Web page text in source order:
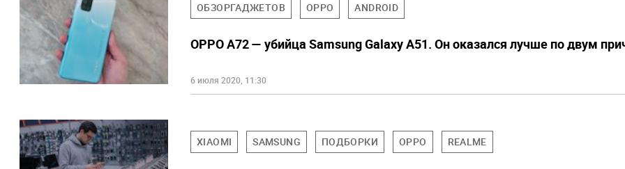
ОБЗОРГАДЖЕТОВ OPPO ANDROID
OPPO A72 — убийца Samsung Galaxy A51. Он оказался лучше по двум
6 июля 2020, 11:30
XIAOMI SAMSUNG ПОДБОРКИ OPPO REALME